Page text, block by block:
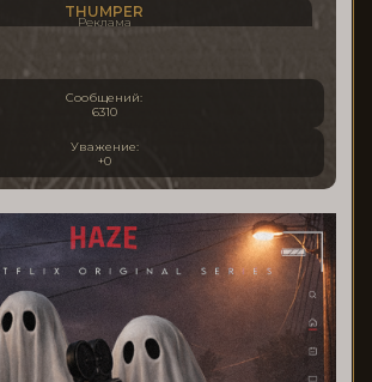
THUMPER
Реклама
Сообщений:
6310
Уважение:
+0